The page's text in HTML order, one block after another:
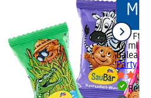
479 Ft
40 ml
Balea
Party,